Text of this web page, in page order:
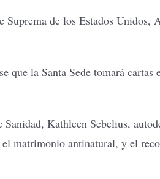
de los Estados Unidos,
que la Santa Sede tomará cartas
Kathleen Sebelius,
matrimonio antinatural, y el